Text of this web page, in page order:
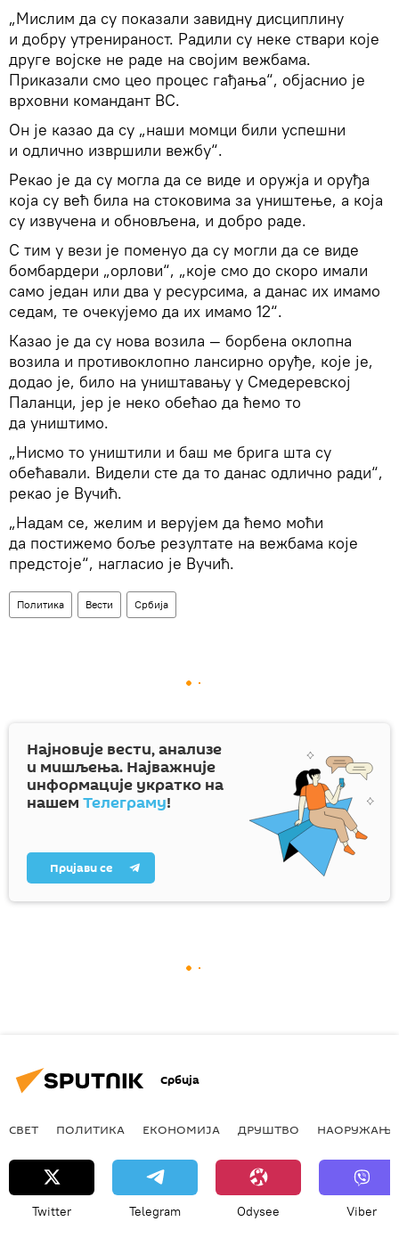
„Мислим да су показали завидну дисциплину
и добру утренираност. Радили су неке ствари које
друге војске не раде на својим вежбама.
Приказали смо цео процес гађања“, објаснио је
врховни командант ВС.
Он је казао да су „наши момци били успешни
и одлично извршили вежбу“.
Рекао је да су могла да се виде и оружја и оруђа
која су већ била на стоковима за уништење, а која
су извучена и обновљена, и добро раде.
С тим у вези је поменуо да су могли да се виде
бомбардери „орлови“, „које смо до скоро имали
само један или два у ресурсима, а данас их имамо
седам, те очекујемо да их имамо 12“.
Казао је да су нова возила — борбена оклопна
возила и противоклопно лансирно оруђе, које је,
додао је, било на уништавању у Смедеревској
Паланци, јер је неко обећао да ћемо то
да уништимо.
„Нисмо то уништили и баш ме брига шта су
обећавали. Видели сте да то данас одлично ради“,
рекао је Вучић.
„Надам се, желим и верујем да ћемо моћи
да постижемо боље резултате на вежбама које
предстоје“, нагласио је Вучић.
Политика Вести Србија
Најновије вести, анализе
и мишљења. Најважније
информације укратко на
нашем Телеграму!
Пријави се
Србија
СВЕТ ПОЛИТИКА ЕКОНОМИЈА ДРУШТВО НАОРУЖАЊЕ
Twitter Telegram Odysee Viber